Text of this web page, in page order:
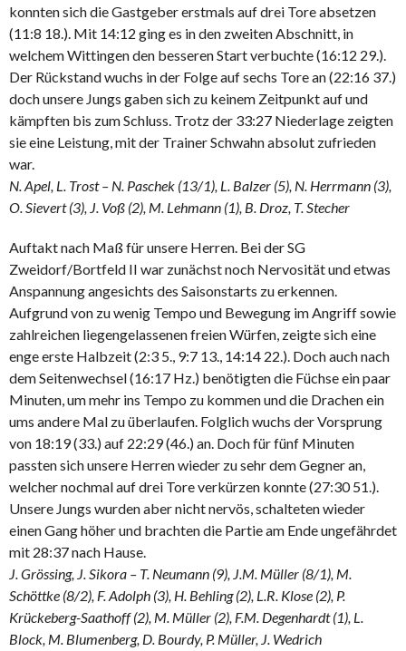
konnten sich die Gastgeber erstmals auf drei Tore absetzen
(11:8 18.). Mit 14:12 ging es in den zweiten Abschnitt, in
welchem Wittingen den besseren Start verbuchte (16:12 29.).
Der Rückstand wuchs in der Folge auf sechs Tore an (22:16 37.)
doch unsere Jungs gaben sich zu keinem Zeitpunkt auf und
kämpften bis zum Schluss. Trotz der 33:27 Niederlage zeigten
sie eine Leistung, mit der Trainer Schwahn absolut zufrieden
war.
N. Apel, L. Trost – N. Paschek (13/1), L. Balzer (5), N. Herrmann (3),
O. Sievert (3), J. Voß (2), M. Lehmann (1), B. Droz, T. Stecher
Auftakt nach Maß für unsere Herren. Bei der SG
Zweidorf/Bortfeld II war zunächst noch Nervosität und etwas
Anspannung angesichts des Saisonstarts zu erkennen.
Aufgrund von zu wenig Tempo und Bewegung im Angriff sowie
zahlreichen liegengelassenen freien Würfen, zeigte sich eine
enge erste Halbzeit (2:3 5., 9:7 13., 14:14 22.). Doch auch nach
dem Seitenwechsel (16:17 Hz.) benötigten die Füchse ein paar
Minuten, um mehr ins Tempo zu kommen und die Drachen ein
ums andere Mal zu überlaufen. Folglich wuchs der Vorsprung
von 18:19 (33.) auf 22:29 (46.) an. Doch für fünf Minuten
passten sich unsere Herren wieder zu sehr dem Gegner an,
welcher nochmal auf drei Tore verkürzen konnte (27:30 51.).
Unsere Jungs wurden aber nicht nervös, schalteten wieder
einen Gang höher und brachten die Partie am Ende ungefährdet
mit 28:37 nach Hause.
J. Grössing, J. Sikora – T. Neumann (9), J.M. Müller (8/1), M.
Schöttke (8/2), F. Adolph (3), H. Behling (2), L.R. Klose (2), P.
Krückeberg-Saathoff (2), M. Müller (2), F.M. Degenhardt (1), L.
Block, M. Blumenberg, D. Bourdy, P. Müller, J. Wedrich